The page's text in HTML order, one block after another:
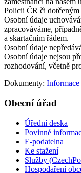
Policii ČR či dotčeným
Osobní údaje
zpracováváme,
a skartačním řádem.
Osobní údaje
Osobní údaje nejsou
rozhodování, včetně
Dokumenty: Informace
Obecní úřad
Úřední deska
Povinné
E-podatelna
Ke stažení
Služby
Hospodaření